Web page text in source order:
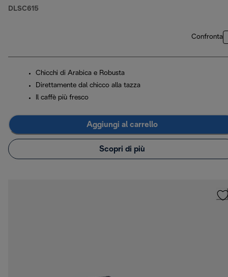
DLSC615
Confronta
Chicchi di Arabica e Robusta
Direttamente dal chicco alla tazza
Il caffè più fresco
Aggiungi al carrello
Scopri di più